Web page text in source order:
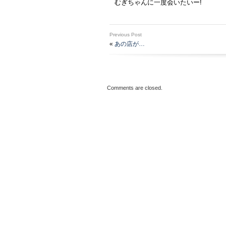
むぎちゃんに一度会いたいー!
Previous Post
« あの店が…
Comments are closed.